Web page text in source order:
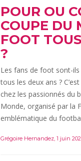
POUR OU
COUPE DU
FOOT
?
Les fans de foot sont-
tous les deux ans ?
chez les passionnés du
Monde, organisé par la
emblématique du
Grégoire Hernandez, 1 juin